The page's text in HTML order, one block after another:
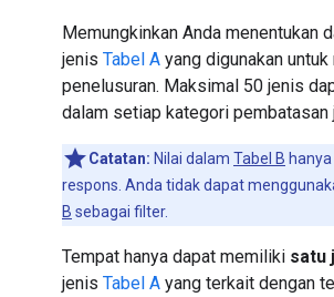
Memungkinkan Anda menentukan
jenis Tabel A yang digunakan
penelusuran. Maksimal 50 jenis
dalam setiap kategori pembatasan
Catatan: Nilai dalam Tabel B
respons. Anda tidak dapat
B sebagai filter.
Tempat hanya dapat memiliki satu
jenis Tabel A yang terkait dengan